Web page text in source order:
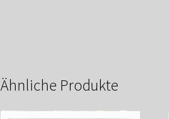
Ähnliche Produkte